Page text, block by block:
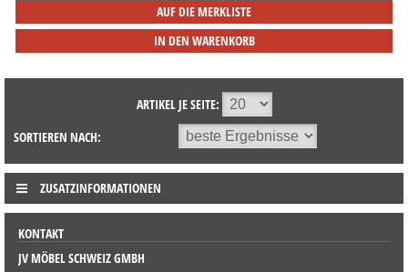
AUF DIE MERKLISTE
IN DEN WARENKORB
ARTIKEL JE SEITE:
SORTIEREN NACH:
ZUSATZINFORMATIONEN
KONTAKT
JV MÖBEL SCHWEIZ GMBH